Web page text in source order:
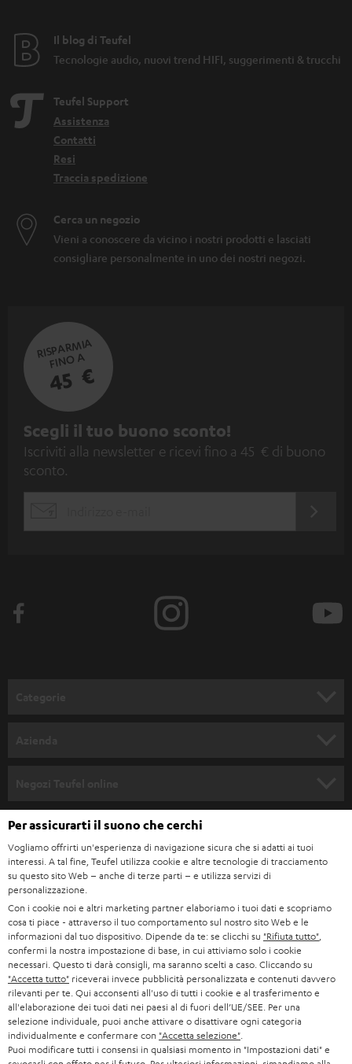
Il blog di Teufel
Tecnologie audio, nuovi trend HIFI, suggerimenti & trucchi
Teufel Support
Assistenza
Contatti
Resi
Traccia spedizione
Cerca un negozio
Vieni a conoscere da vicino i nostri prodotti e lasciati
consigliare personalmente in uno dei nostri negozi.
RISPARMIA
FINO A
45 €
I
s
c
n
w
s
l
e
t
t
e
r
Scegli il tuo buono sconto!
Iscriviti alla newsletter e ricevi fino a 45 € di buono
sconto.
BLUETOOTH
CUFFIE
CUFFIE BLUETOOTH
SET STEREO
ALTOPARLANTE
ULTIMA
CARRIERA
STAMPA
B2B
BLOG
NEWSLETTER
NEGOZI
VANTAGGI TEUFEL
LA NOSTRA STORIA
GERMANIA
AUSTRIA
SVIZZERA
PAESI BASSI
BELGIO
FRANCIA
Per assicurarti il suono che cerchi
Vogliamo offrirti un'esperienza di navigazione sicura che si adatti ai tuoi
interessi. A tal fine, Teufel utilizza cookie e altre tecnologie di tracciamento
su questo sito Web – anche di terze parti – e utilizza servizi di
personalizzazione.
Con i cookie noi e altri marketing partner elaboriamo i tuoi dati e scopriamo
cosa ti piace - attraverso il tuo comportamento sul nostro sito Web e le
informazioni dal tuo dispositivo. Dipende da te: se clicchi su "Rifiuta tutto"
confermi la nostra impostazione di base, in cui attiviamo solo i cookie
necessari. Questo ti darà consigli, ma saranno scelti a caso. Cliccando su
"Accetta tutto" riceverai invece pubblicità personalizzata e contenuti davvero
rilevanti per te. Qui acconsenti all'uso di tutti i cookie e al trasferimento e
all'elaborazione dei tuoi dati nei paesi al di fuori dell’UE/SEE. Per una
selezione individuale, puoi anche attivare o disattivare ogni categoria
individualmente e confermare con "Accetta selezione"
Puoi modificare tutti i consensi in qualsiasi momento in "Impostazioni dati" e